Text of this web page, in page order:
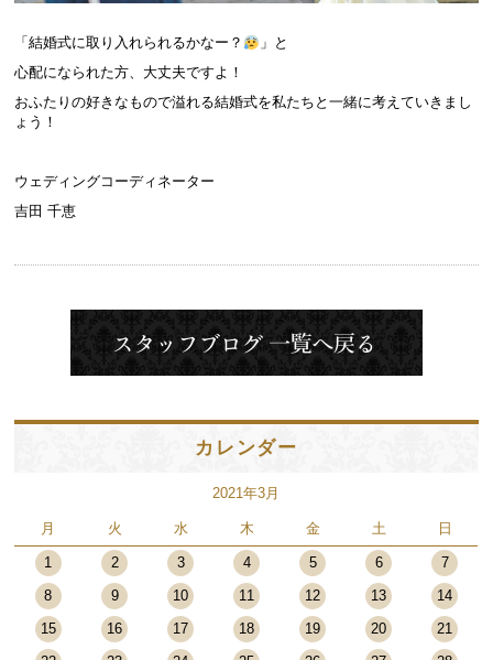
「結婚式に取り入れられるかなー？
」と
心配になられた方、大丈夫ですよ！
おふたりの好きなもので溢れる結婚式を私たちと一緒に考えていきまし
ょう！
ウェディングコーディネーター
吉田 千恵
カレンダー
2021年3月
月 火 水 木 金 土 日
1 2 3 4 5 6
7
8
9 10 11 12 13
14
15
16 17 18 19 20
21